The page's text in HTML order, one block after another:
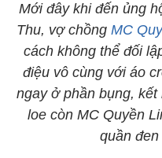
Mới đây khi đến ủng
Thu, vợ chồng MC
cách không thể đối
điệu vô cùng với áo
ngay ở phần bụng,
loe còn MC Quyền
quần